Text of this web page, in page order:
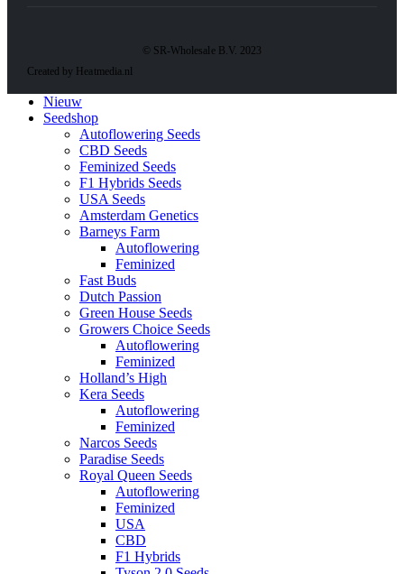
© SR-Wholesale B.V. 2023
Created by Heatmedia.nl
Nieuw
Seedshop
Autoflowering Seeds
CBD Seeds
Feminized Seeds
F1 Hybrids Seeds
USA Seeds
Amsterdam Genetics
Barneys Farm
Autoflowering
Feminized
Fast Buds
Dutch Passion
Green House Seeds
Growers Choice Seeds
Autoflowering
Feminized
Holland’s High
Kera Seeds
Autoflowering
Feminized
Narcos Seeds
Paradise Seeds
Royal Queen Seeds
Autoflowering
Feminized
USA
CBD
F1 Hybrids